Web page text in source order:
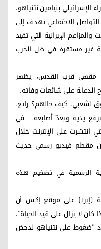
الوزراء الإسرائيلي بنيامين نتنياهو،
الاجتماعي يهدف إلى
الإيرانية التي تفيد
غير مستقرة في ظل الحرب
قرب القدس، يظهر
على شائعات وفاته.
لشعبي. كيف حالهم؟ رائع.
يديه ويعدّ أصابعه - في
انتشرت على الإنترنت خلال
مقطع فيديو رسمي حديث
الرسمية في تضخيم هذه
(إيرنا) على موقع إكس أن
لا يزال على قيد الحياة"،
"ضغوط على نتنياهو لدحض